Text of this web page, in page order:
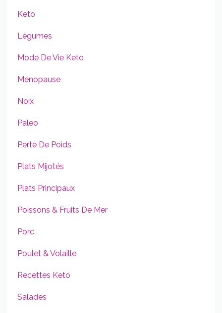
Keto
Légumes
Mode De Vie Keto
Ménopause
Noix
Paleo
Perte De Poids
Plats Mijotés
Plats Principaux
Poissons & Fruits De Mer
Porc
Poulet & Volaille
Recettes Keto
Salades